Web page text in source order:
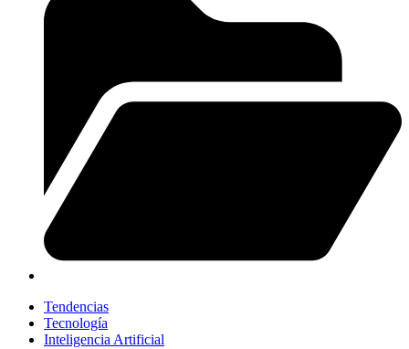
Tendencias
Tecnología
Inteligencia Artificial